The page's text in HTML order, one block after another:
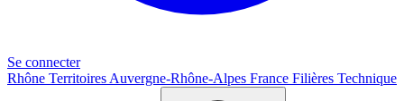
Se connecter
Rhône Territoires Auvergne-Rhône-Alpes France Filières Technique